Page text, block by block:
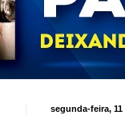
segunda-feira,